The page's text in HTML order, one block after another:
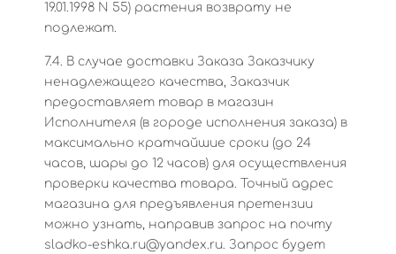
19.01.1998 N 55) растения возврату не
подлежат.
7.4. В случае доставки Заказа Заказчику
ненадлежащего качества, Заказчик
предоставляет товар в магазин
Исполнителя (в городе исполнения заказа) в
максимально кратчайшие сроки (до 24
часов, шары до 12 часов) для осуществления
проверки качества товара. Точный адрес
магазина для предъявления претензии
можно узнать, направив запрос на почту
sladko-eshka.ru@yandex.ru. Запрос будет